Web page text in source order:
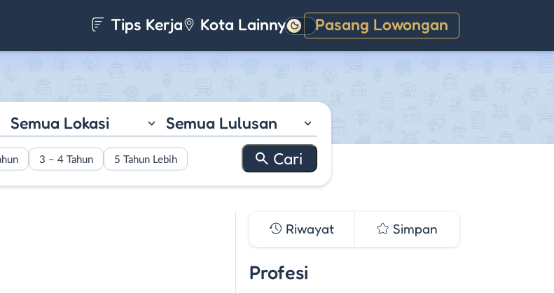
Tips Kerja Kota Lainnya Pasang Lowongan
Gelap
Semua Lokasi Semua Lulusan
3 – 4 Tahun 5 Tahun Lebih
Riwayat Simpan
Profesi